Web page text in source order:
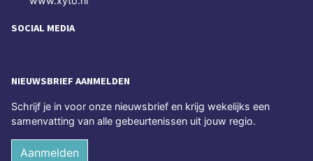
SOCIAL MEDIA
NIEUWSBRIEF AANMELDEN
Schrijf je in voor onze nieuwsbrief en krijg wekelijks een
samenvatting van alle gebeurtenissen uit jouw regio.
Aanmelden